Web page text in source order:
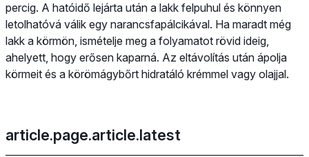
percig. A hatóidő lejárta után a lakk felpuhul és könnyen
letolhatóvá válik egy narancsfapálcikával. Ha maradt még
lakk a körmön, ismételje meg a folyamatot rövid ideig,
ahelyett, hogy erősen kaparná. Az eltávolítás után ápolja
körmeit és a körömágybőrt hidratáló krémmel vagy olajjal.
article.page.article.latest